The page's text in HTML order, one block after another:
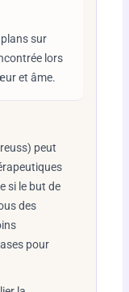
sur
lors
et âme.
peut
si le but de
des
pour